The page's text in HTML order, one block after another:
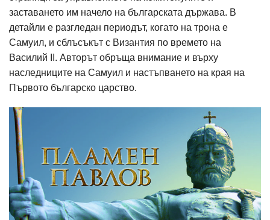
заставането им начело на българската държава. В
детайли е разгледан периодът, когато на трона е
Самуил, и сблъсъкът с Византия по времето на
Василий II. Авторът обръща внимание и върху
наследниците на Самуил и настъпването на края на
Първото българско царство.